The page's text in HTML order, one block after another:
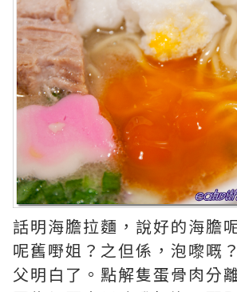
話明海膽拉麵，說好的海膽
呢舊嘢姐？之但係，泡嚟嘅
父明白了。點解隻蛋骨肉分